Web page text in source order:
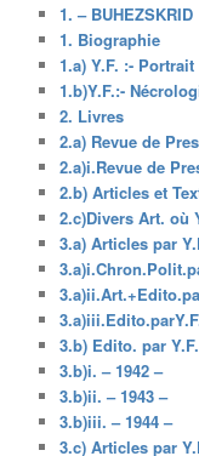
1. – BUHEZSKRID
1. Biographie
1.a) Y.F. :- Portrait
1.b)Y.F.:-
2. Livres
2.a) Revue de
2.a)i.Revue de
2.b) Articles et
2.c)Divers Art. où
3.a) Articles par
3.b) Edito. par
3.b)i. – 1942 –
3.b)ii. – 1943 –
3.b)iii. – 1944 –
3.c) Articles par